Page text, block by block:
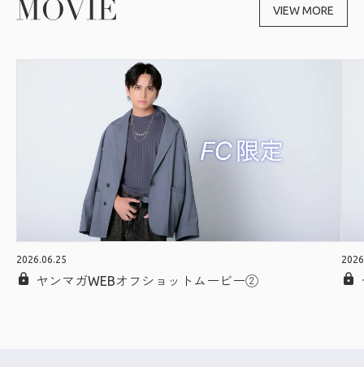
VIEW MORE
2026.06.25
ヤンマガWEBオフショットムービー②